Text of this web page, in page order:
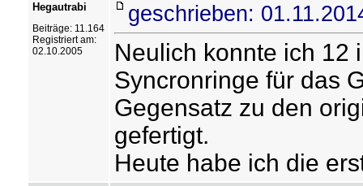
Hegautrabi
Beiträge: 11.164
Registriert am:
02.10.2005
geschrieben:
Neulich konnte ich 12
Syncronringe für das
Gegensatz zu den
gefertigt.
Heute habe ich die